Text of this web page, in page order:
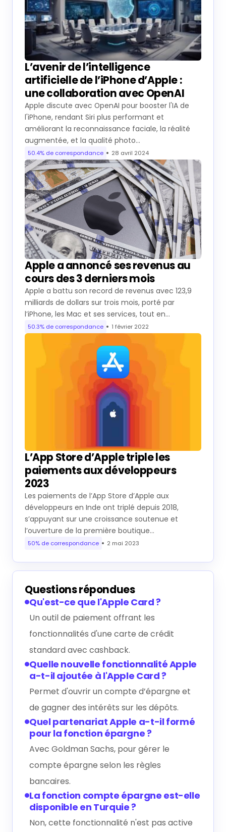
L’avenir de l’intelligence
artificielle de l’iPhone d’Apple :
une collaboration avec OpenAI
Apple discute avec OpenAI pour booster l'IA de
l'iPhone, rendant Siri plus performant et
améliorant la reconnaissance faciale, la réalité
augmentée, et la qualité photo…
50.4% de correspondance 28 avril 2024
Apple a annoncé ses revenus au
cours des 3 derniers mois
Apple a battu son record de revenus avec 123,9
milliards de dollars sur trois mois, porté par
l’iPhone, les Mac et ses services, tout en…
50.3% de correspondance 1 février 2022
L’App Store d’Apple triple les
paiements aux développeurs
2023
Les paiements de l’App Store d’Apple aux
développeurs en Inde ont triplé depuis 2018,
s’appuyant sur une croissance soutenue et
l’ouverture de la première boutique…
50% de correspondance 2 mai 2023
Questions répondues
Qu'est-ce que l'Apple Card ?
Un outil de paiement offrant les
fonctionnalités d'une carte de crédit
standard avec cashback.
Quelle nouvelle fonctionnalité Apple
a-t-il ajoutée à l'Apple Card ?
Permet d'ouvrir un compte d’épargne et
de gagner des intérêts sur les dépôts.
Quel partenariat Apple a-t-il formé
pour la fonction épargne ?
Avec Goldman Sachs, pour gérer le
compte épargne selon les règles
bancaires.
La fonction compte épargne est-elle
disponible en Turquie ?
Non, cette fonctionnalité n'est pas active